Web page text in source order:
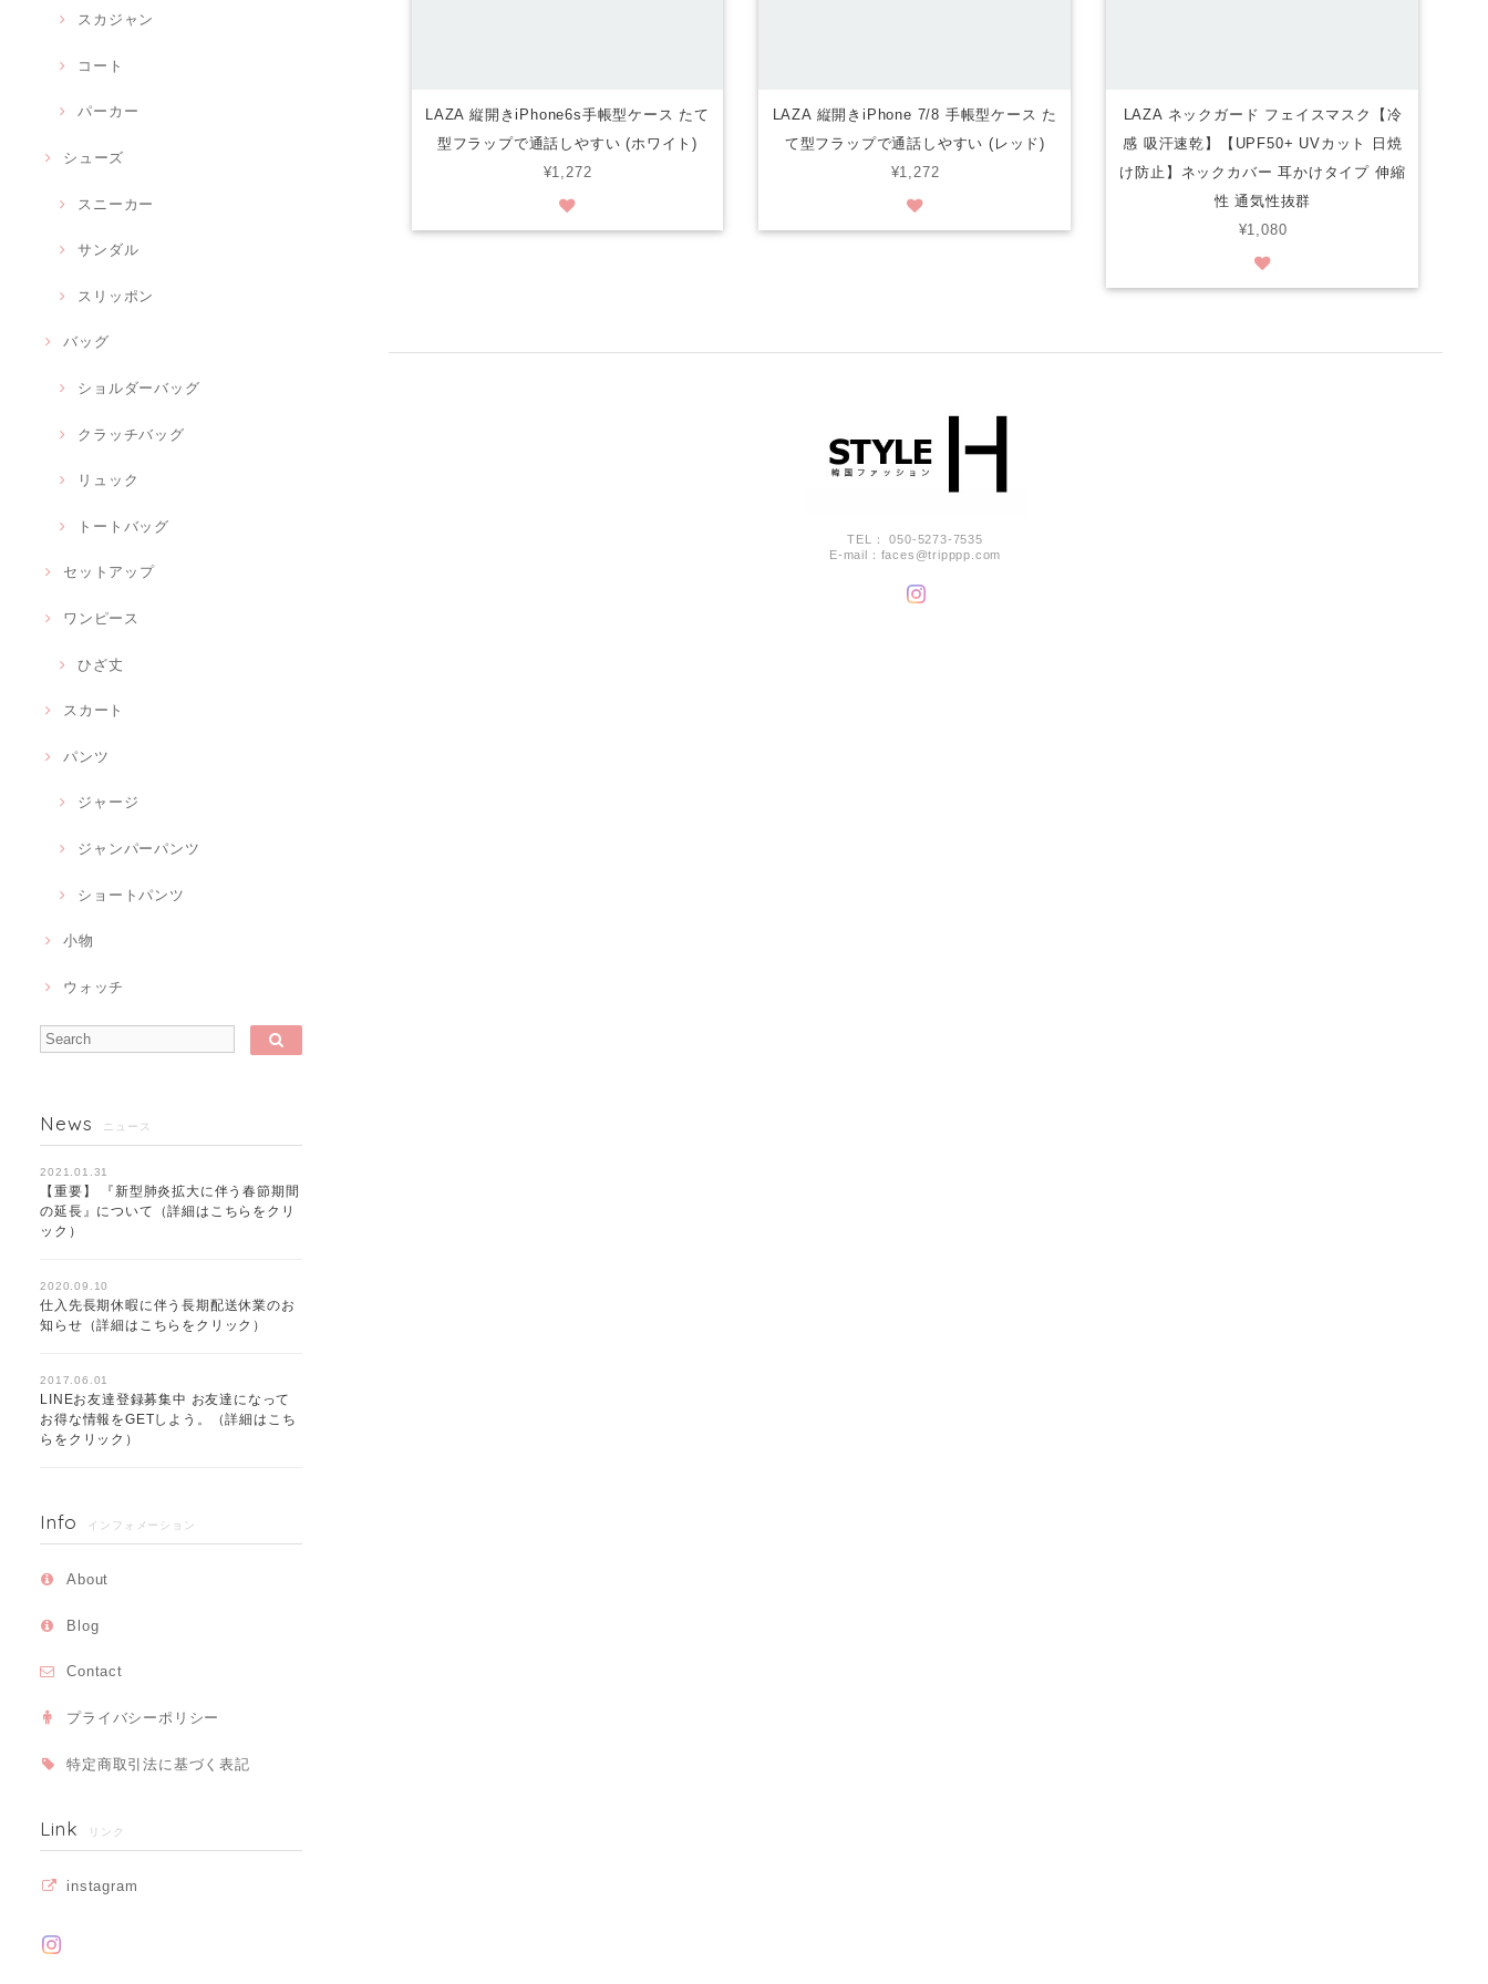
スカジャン
コート
パーカー
シューズ
スニーカー
サンダル
スリッポン
バッグ
ショルダーバッグ
クラッチバッグ
リュック
トートバッグ
セットアップ
ワンピース
ひざ丈
スカート
パンツ
ジャージ
ジャンパーパンツ
ショートパンツ
小物
ウォッチ
News ニュース
2021.01.31
【重要】 『新型肺炎拡大に伴う春節期間
の延長』について（詳細はこちらをクリ
ック）
2020.09.10
仕入先長期休暇に伴う長期配送休業のお
知らせ（詳細はこちらをクリック）
2017.06.01
LINEお友達登録募集中 お友達になって
お得な情報をGETしよう。（詳細はこち
らをクリック）
Info インフォメーション
About
Blog
Contact
プライバシーポリシー
特定商取引法に基づく表記
Link リンク
instagram
LAZA 縦開きiPhone6s手帳型ケース たて
型フラップで通話しやすい (ホワイト)
¥1,272
LAZA 縦開きiPhone 7/8 手帳型ケース た
て型フラップで通話しやすい (レッド)
¥1,272
LAZA ネックガード フェイスマスク【冷
感 吸汗速乾】【UPF50+ UVカット 日焼
け防止】ネックカバー 耳かけタイプ 伸縮
性 通気性抜群
¥1,080
TEL： 050-5273-7535
E-mail： faces@tripppp.com